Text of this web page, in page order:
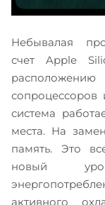
Небывалая
счет Apple
сопроцессоров
система
места. На
память. Это
новый
активного